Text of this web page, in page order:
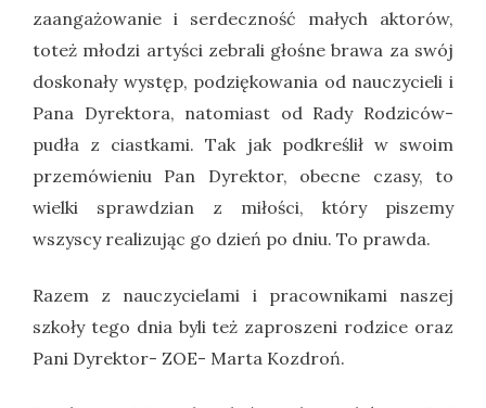
zaangażowanie i serdeczność małych aktorów,
toteż młodzi artyści zebrali głośne brawa za swój
doskonały występ, podziękowania od nauczycieli i
Pana Dyrektora, natomiast od Rady Rodziców-
pudła z ciastkami. Tak jak podkreślił w swoim
przemówieniu Pan Dyrektor, obecne czasy, to
wielki sprawdzian z miłości, który piszemy
wszyscy realizując go dzień po dniu. To prawda.
Razem z nauczycielami i pracownikami naszej
szkoły tego dnia byli też zaproszeni rodzice oraz
Pani Dyrektor- ZOE- Marta Kozdroń.